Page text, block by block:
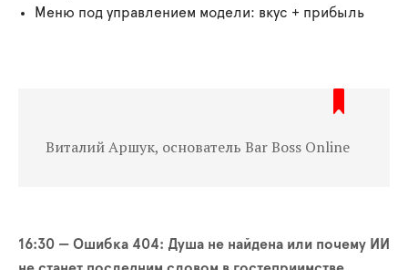
Меню под управлением модели: вкус + прибыль
Виталий Аршук, основатель Bar Boss Online
16:30 — Ошибка 404: Душа не найдена или почему ИИ